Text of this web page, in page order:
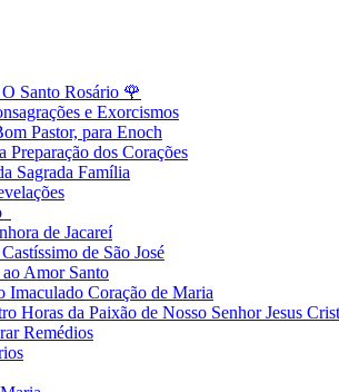
Santo Rosário 🌹
e Exorcismos
Pastor, para Enoch
Preparação dos Corações
Sagrada Família
de Jacareí
de São José
Amor Santo
Imaculado Coração de Maria
Horas da Paixão de Nosso Senhor Jesus
Remédios